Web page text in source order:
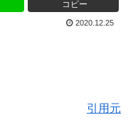
コピー
2020.12.25
引用元